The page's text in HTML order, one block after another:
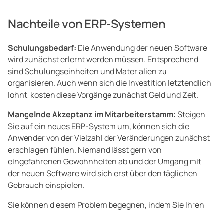
Nachteile von ERP-Systemen
Schulungsbedarf: Die Anwendung der neuen Software
wird zunächst erlernt werden müssen. Entsprechend
sind Schulungseinheiten und Materialien zu
organisieren. Auch wenn sich die Investition letztendlich
lohnt, kosten diese Vorgänge zunächst Geld und Zeit.
Mangelnde Akzeptanz im Mitarbeiterstamm:Steigen
Sie auf ein neues ERP-System um, können sich die
Anwender von der Vielzahl der Veränderungen zunächst
erschlagen fühlen. Niemand lässt gern von
eingefahrenen Gewohnheiten ab und der Umgang mit
der neuen Software wird sich erst über den täglichen
Gebrauch einspielen.
Sie können diesem Problem begegnen, indem Sie Ihren